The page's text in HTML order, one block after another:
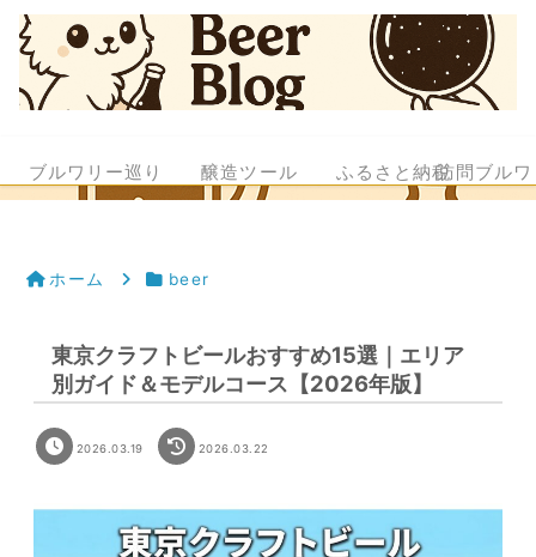
ブルワリー巡り 醸造ツール ふるさと納税訪問ブル
ホーム beer
東京クラフトビールおすすめ15選｜エリア
別ガイド＆モデルコース【2026年版】
2026.03.19 2026.03.22